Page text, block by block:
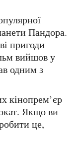
Пандора.
пригоди
вийшов у
одним з
Якщо ви
це,